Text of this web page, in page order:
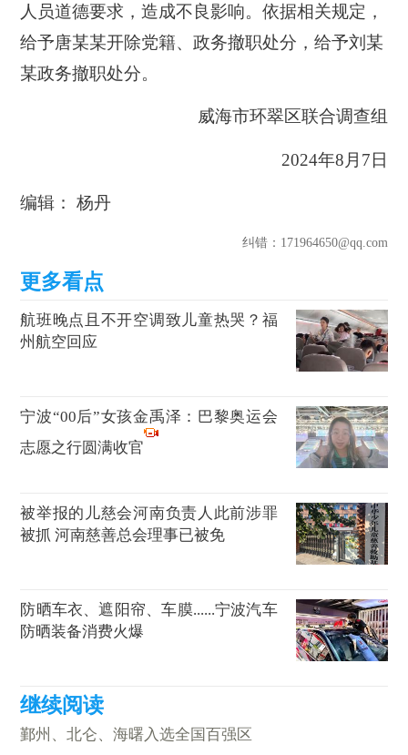
人员道德要求，造成不良影响。依据相关规定，
给予唐某某开除党籍、政务撤职处分，给予刘某
某政务撤职处分。
威海市环翠区联合调查组
2024年8月7日
编辑： 杨丹
纠错：171964650@qq.com
航班晚点且不开空调致儿童热哭？福
州航空回应
宁波“00后”女孩金禹泽：巴黎奥运会
志愿之行圆满收官
被举报的儿慈会河南负责人此前涉罪
被抓 河南慈善总会理事已被免
防晒车衣、遮阳帘、车膜......宁波汽车
防晒装备消费火爆
鄞州、北仑、海曙入选全国百强区